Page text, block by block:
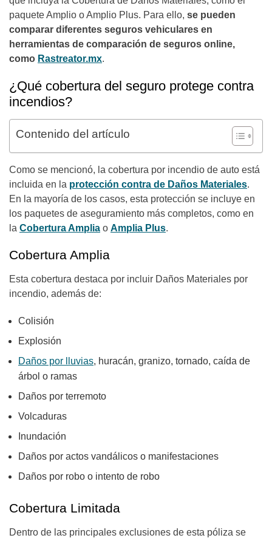
paquete Amplio o Amplio Plus. Para ello, se pueden
comparar diferentes seguros vehiculares en
herramientas de comparación de seguros online,
como Rastreator.mx.
¿Qué cobertura del seguro protege contra
incendios?
Contenido del artículo
Como se mencionó, la cobertura por incendio de auto está
incluida en la protección contra de Daños Materiales.
En la mayoría de los casos, esta protección se incluye en
los paquetes de aseguramiento más completos, como en
la Cobertura Amplia o Amplia Plus.
Cobertura Amplia
Esta cobertura destaca por incluir Daños Materiales por
incendio, además de:
Colisión
Explosión
Daños por lluvias, huracán, granizo, tornado, caída de
árbol o ramas
Daños por terremoto
Volcaduras
Inundación
Daños por actos vandálicos o manifestaciones
Daños por robo o intento de robo
Cobertura Limitada
Dentro de las principales exclusiones de esta póliza se